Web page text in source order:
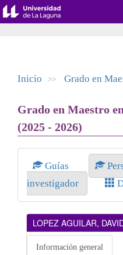
Inicio >> Grado en
Grado en Maestro
(2025 - 2026)
Guías
investigador
LOPEZ AGUILAR,
Información general